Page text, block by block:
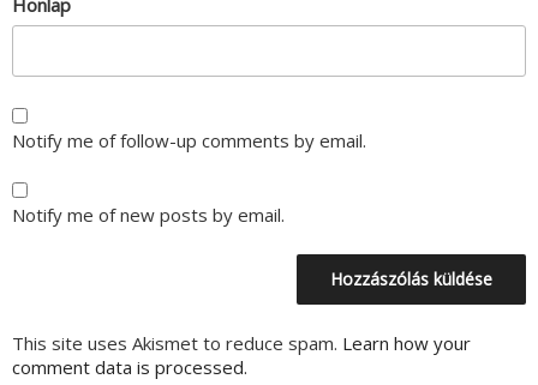
Notify me of follow-up comments by email.
Notify me of new posts by email.
This site uses Akismet to reduce spam. Learn how your
comment data is processed.